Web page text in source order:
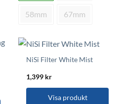
på
58mm 67mm
NiSi Filter White Mist
1,399 kr
Visa produkt